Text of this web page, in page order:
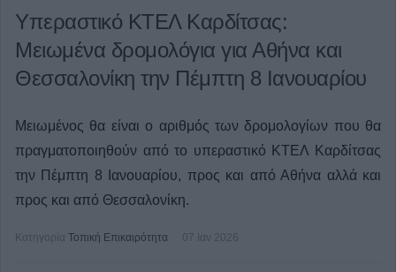
Υπεραστικό ΚΤΕΛ Καρδίτσας:
Μειωμένα δρομολόγια για Αθήνα και
Θεσσαλονίκη την Πέμπτη 8 Ιανουαρίου
Μειωμένος θα είναι ο αριθμός των δρομολογίων που θα
πραγματοποιηθούν από το υπεραστικό ΚΤΕΛ Καρδίτσας
την Πέμπτη 8 Ιανουαρίου, προς και από Αθήνα αλλά και
προς και από Θεσσαλονίκη.
Κατηγορία Τοπική Επικαιρότητα 07 Ιαν 2026